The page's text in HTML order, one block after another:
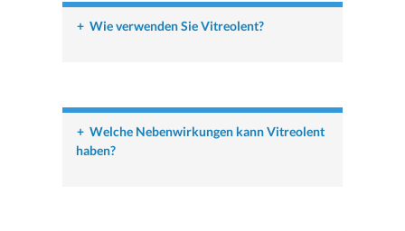
+ Wie verwenden Sie Vitreolent?
+ Welche Nebenwirkungen kann Vitreolent
haben?